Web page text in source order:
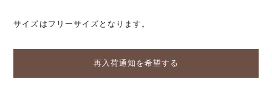
サイズはフリーサイズとなります。
再入荷通知を希望する